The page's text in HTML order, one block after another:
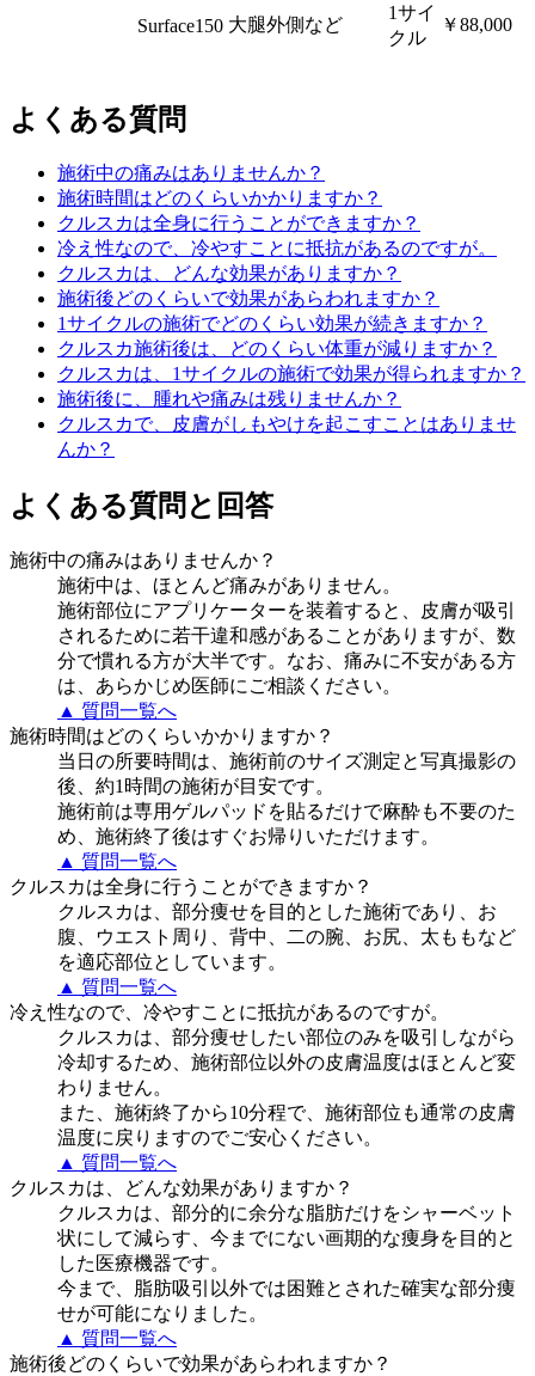
Surface150 大腿外側など
1サイ
クル
￥88,000
よくある質問
施術中の痛みはありませんか？
施術時間はどのくらいかかりますか？
クルスカは全身に行うことができますか？
冷え性なので、冷やすことに抵抗があるのですが。
クルスカは、どんな効果がありますか？
施術後どのくらいで効果があらわれますか？
1サイクルの施術でどのくらい効果が続きますか？
クルスカ施術後は、どのくらい体重が減りますか？
クルスカは、1サイクルの施術で効果が得られますか？
施術後に、腫れや痛みは残りませんか？
クルスカで、皮膚がしもやけを起こすことはありませ
んか？
よくある質問と回答
施術中の痛みはありませんか？
施術中は、ほとんど痛みがありません。
施術部位にアプリケーターを装着すると、皮膚が吸引
されるために若干違和感があることがありますが、数
分で慣れる方が大半です。なお、痛みに不安がある方
は、あらかじめ医師にご相談ください。
▲ 質問一覧へ
施術時間はどのくらいかかりますか？
当日の所要時間は、施術前のサイズ測定と写真撮影の
後、約1時間の施術が目安です。
施術前は専用ゲルパッドを貼るだけで麻酔も不要のた
め、施術終了後はすぐお帰りいただけます。
▲ 質問一覧へ
クルスカは全身に行うことができますか？
クルスカは、部分痩せを目的とした施術であり、お
腹、ウエスト周り、背中、二の腕、お尻、太ももなど
を適応部位としています。
▲ 質問一覧へ
冷え性なので、冷やすことに抵抗があるのですが。
クルスカは、部分痩せしたい部位のみを吸引しながら
冷却するため、施術部位以外の皮膚温度はほとんど変
わりません。
また、施術終了から10分程で、施術部位も通常の皮膚
温度に戻りますのでご安心ください。
▲ 質問一覧へ
クルスカは、どんな効果がありますか？
クルスカは、部分的に余分な脂肪だけをシャーベット
状にして減らす、今までにない画期的な痩身を目的と
した医療機器です。
今まで、脂肪吸引以外では困難とされた確実な部分痩
せが可能になりました。
▲ 質問一覧へ
施術後どのくらいで効果があらわれますか？